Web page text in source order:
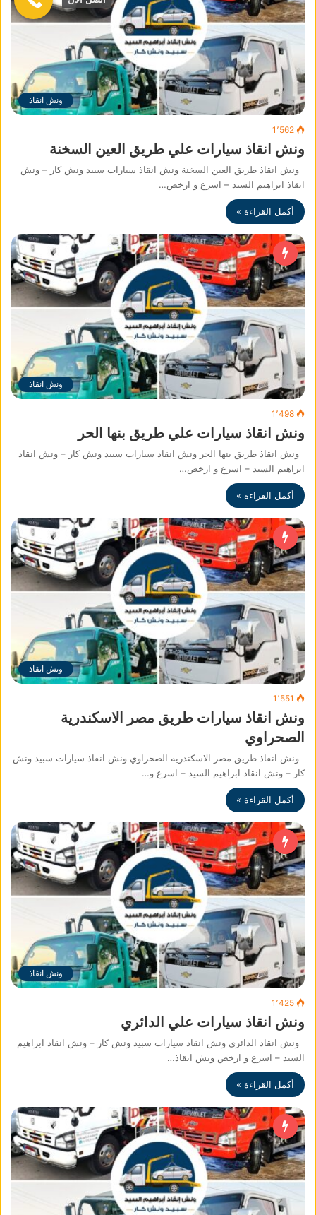
ونش انقاذ
1٬562
ونش انقاذ سيارات علي طريق العين السخنة
ونش انقاذ طريق العين السخنة ونش انقاذ سيارات سبيد ونش كار – ونش
انقاذ ابراهيم السيد – اسرع و ارخص…
أكمل القراءة »
ونش انقاذ
1٬498
ونش انقاذ سيارات علي طريق بنها الحر
ونش انقاذ طريق بنها الحر ونش انقاذ سيارات سبيد ونش كار – ونش انقاذ
ابراهيم السيد – اسرع و ارخص…
أكمل القراءة »
ونش انقاذ
1٬551
ونش انقاذ سيارات طريق مصر الاسكندرية
الصحراوي
ونش انقاذ طريق مصر الاسكندرية الصحراوي ونش انقاذ سيارات سبيد ونش
كار – ونش انقاذ ابراهيم السيد – اسرع و…
أكمل القراءة »
ونش انقاذ
1٬425
ونش انقاذ سيارات علي الدائري
ونش انقاذ الدائري ونش انقاذ سيارات سبيد ونش كار – ونش انقاذ ابراهيم
السيد – اسرع و ارخص ونش انقاذ…
أكمل القراءة »